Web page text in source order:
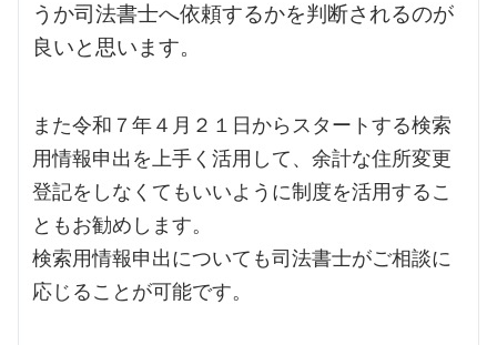
うか司法書士へ依頼するかを判断されるのが
良いと思います。
また令和７年４月２１日からスタートする検索
用情報申出を上手く活用して、余計な住所変更
登記をしなくてもいいように制度を活用するこ
ともお勧めします。
検索用情報申出についても司法書士がご相談に
応じることが可能です。